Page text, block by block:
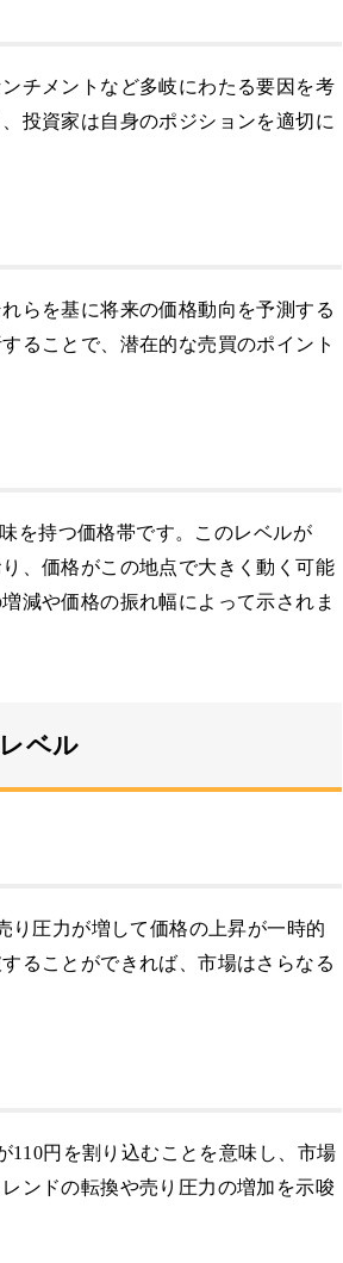
チメントなど多岐にわたる要因を考
投資家は自身のポジションを適切に
らを基に将来の価格動向を予測する
ることで、潜在的な売買のポイント
を持つ価格帯です。このレベルが
、価格がこの地点で大きく動く可能
減や価格の振れ幅によって示されま
ベル
り圧力が増して価格の上昇が一時的
ることができれば、市場はさらなる
110円を割り込むことを意味し、市場
ンドの転換や売り圧力の増加を示唆